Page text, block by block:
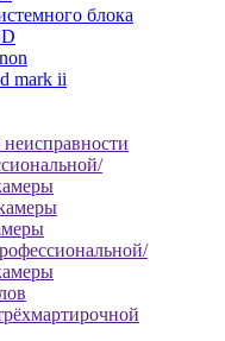
блока
mark ii